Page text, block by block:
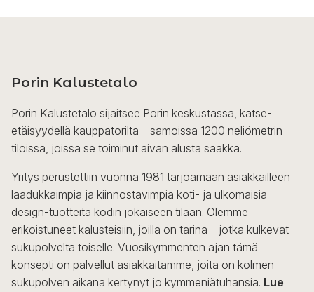
Porin Kalustetalo
Porin Kalustetalo sijaitsee Porin keskustassa, katse-
etäisyydellä kauppatorilta – samoissa 1200 neliömetrin
tiloissa, joissa se toiminut aivan alusta saakka.
Yritys perustettiin vuonna 1981 tarjoamaan asiakkailleen
laadukkaimpia ja kiinnostavimpia koti- ja ulkomaisia
design-tuotteita kodin jokaiseen tilaan. Olemme
erikoistuneet kalusteisiin, joilla on tarina – jotka kulkevat
sukupolvelta toiselle. Vuosikymmenten ajan tämä
konsepti on palvellut asiakkaitamme, joita on kolmen
sukupolven aikana kertynyt jo kymmeniätuhansia. Lue